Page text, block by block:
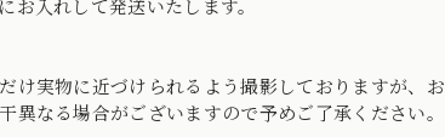
入れして発送いたします。
け実物に近づけられるよう撮影しておりますが、
異なる場合がございますので予めご了承ください。